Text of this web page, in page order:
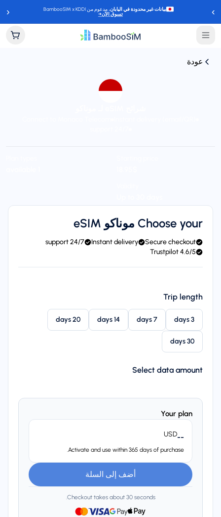
‹ بيانات غير محدودة في اليابان، مدعوم من BambooSIM x KDDI
تسوق الآن→ ›
عودة
Choose your موناكو eSIM
Secure checkout
Instant delivery
24/7 support
4.6/5 Trustpilot
Trip length
3 days
7 days
14 days
20 days
30 days
Select data amount
Your plan
--
USD
Activate and use within 365 days of purchase.
أضف إلى السلة
Checkout takes about 30 seconds.